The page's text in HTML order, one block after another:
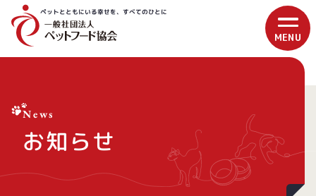
ペットとともにいる幸せを、すべてのひとに
News
お知らせ